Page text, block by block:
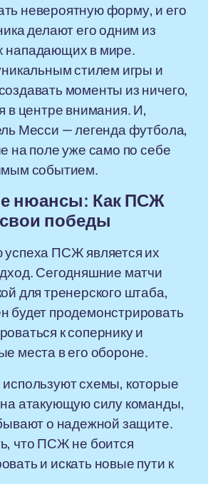
невероятную форму, и его
делают его одним из
нападающих в мире.
стилем игры и
моменты из ничего,
в центре внимания. И,
Месси — легенда футбола,
на поле уже само по себе
событием.
нюансы: Как ПСЖ
победы
ПСЖ является их
Сегодняшние матчи
для тренерского штаба,
будет продемонстрировать
к сопернику и
места в его обороне.
схемы, которые
атакующую силу команды,
о надежной защите.
что ПСЖ не боится
и искать новые пути к